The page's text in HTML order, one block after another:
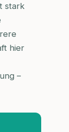
stark
hier
–